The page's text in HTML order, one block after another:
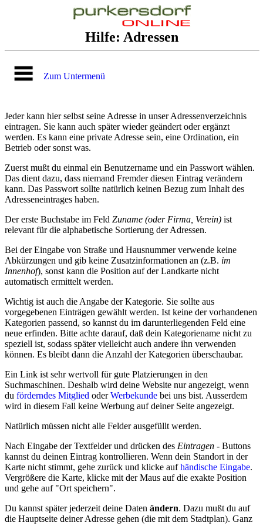
Hilfe: Adressen
Zum Untermenü
Jeder kann hier selbst seine Adresse in unser Adressenverzeichnis
eintragen. Sie kann auch später wieder geändert oder ergänzt
werden. Es kann eine private Adresse sein, eine Ordination, ein
Betrieb oder sonst was.
Zuerst mußt du einmal ein Benutzername und ein Passwort wählen.
Das dient dazu, dass niemand Fremder diesen Eintrag verändern
kann. Das Passwort sollte natürlich keinen Bezug zum Inhalt des
Adresseneintrages haben.
Der erste Buchstabe im Feld Zuname (oder Firma, Verein) ist
relevant für die alphabetische Sortierung der Adressen.
Bei der Eingabe von Straße und Hausnummer verwende keine
Abkürzungen und gib keine Zusatzinformationen an (z.B. im
Innenhof), sonst kann die Position auf der Landkarte nicht
automatisch ermittelt werden.
Wichtig ist auch die Angabe der Kategorie. Sie sollte aus
vorgegebenen Einträgen gewählt werden. Ist keine der vorhandenen
Kategorien passend, so kannst du im darunterliegenden Feld eine
neue erfinden. Bitte achte darauf, daß dein Kategoriename nicht zu
speziell ist, sodass später vielleicht auch andere ihn verwenden
können. Es bleibt dann die Anzahl der Kategorien überschaubar.
Ein Link ist sehr wertvoll für gute Platzierungen in den
Suchmaschinen. Deshalb wird deine Website nur angezeigt, wenn
du förderndes Mitglied oderWerbekunde bei uns bist. Ausserdem
wird in diesem Fall keine Werbung auf deiner Seite angezeigt.
Natürlich müssen nicht alle Felder ausgefüllt werden.
Nach Eingabe der Textfelder und drücken des Eintragen - Buttons
kannst du deinen Eintrag kontrollieren. Wenn dein Standort in der
Karte nicht stimmt, gehe zurück und klicke aufhändische Eingabe.
Vergrößere die Karte, klicke mit der Maus auf die exakte Position
und gehe auf "Ort speichern".
Du kannst später jederzeit deine Daten ändern. Dazu mußt du auf
die Hauptseite deiner Adresse gehen (die mit dem Stadtplan). Ganz